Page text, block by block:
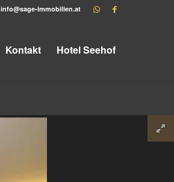
info@sage-immobilien.at
Kontakt Hotel Seehof